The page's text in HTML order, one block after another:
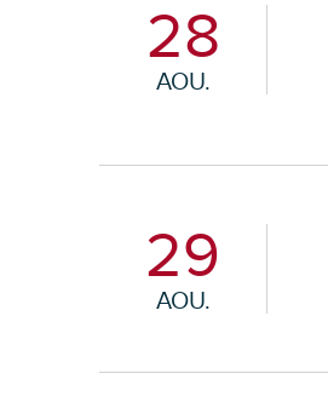
28
AOU.
29
AOU.